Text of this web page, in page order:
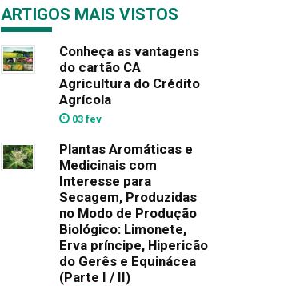
ARTIGOS MAIS VISTOS
Conheça as vantagens
do cartão CA
Agricultura do Crédito
Agrícola
03 fev
Plantas Aromáticas e
Medicinais com
Interesse para
Secagem, Produzidas
no Modo de Produção
Biológico: Limonete,
Erva príncipe, Hipericão
do Gerês e Equinácea
(Parte I / II)